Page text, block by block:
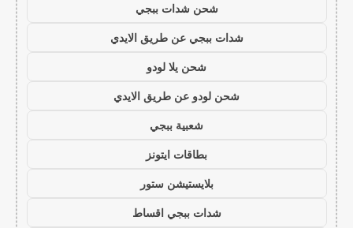
شحن شدات ببجي
شدات ببجي عن طريق الايدي
شحن يلا لودو
شحن لودو عن طريق الايدي
شعبية ببجي
بطاقات ايتونز
بلايستيشن ستور
شدات ببجي اقساط